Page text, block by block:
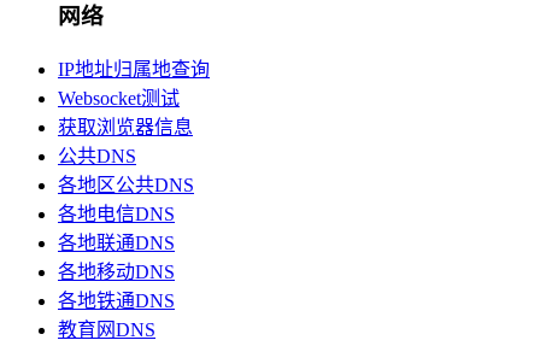
网络
IP地址归属地查询
Websocket测试
获取浏览器信息
公共DNS
各地区公共DNS
各地电信DNS
各地联通DNS
各地移动DNS
各地铁通DNS
教育网DNS